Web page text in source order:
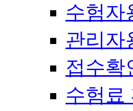
수험자
관리자
접수확
수험료